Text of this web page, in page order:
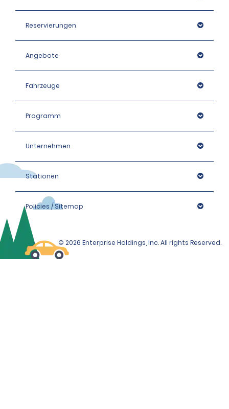
Reservierungen
Angebote
Fahrzeuge
Programm
Unternehmen
Stationen
Policies / Sitemap
© 2026 Enterprise Holdings, Inc. All rights Reserved.